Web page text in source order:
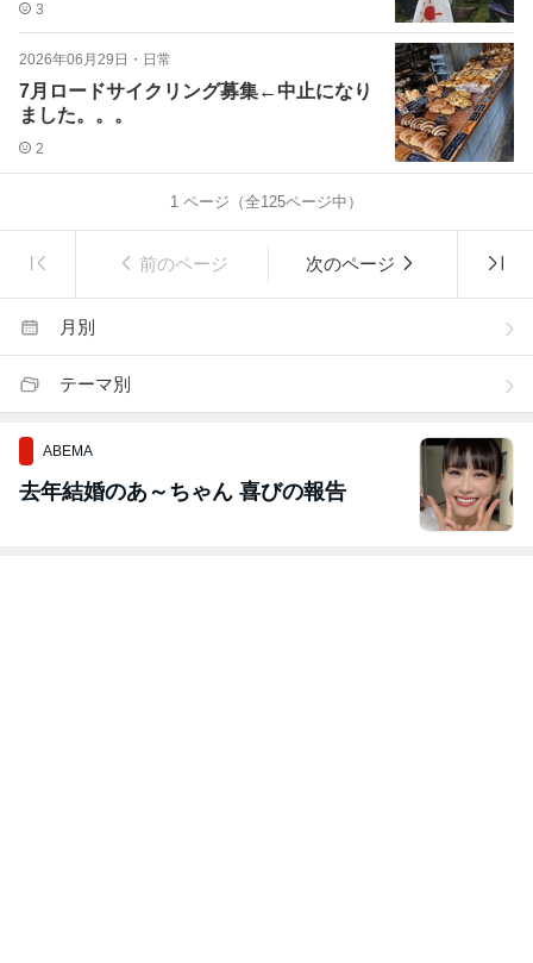
3
2026年06月29日 ・ 日常
7月ロードサイクリング募集←中止になり
ました。。。
2
1 ページ（全125ページ中）
前のページ 次のページ
月別
テーマ別
ABEMA
去年結婚のあ～ちゃん 喜びの報告